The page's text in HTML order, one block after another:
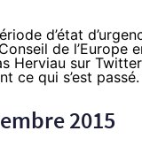
d’état
de l’Europe
Herviau sur Twitter
ce qui s’est passé.
2015